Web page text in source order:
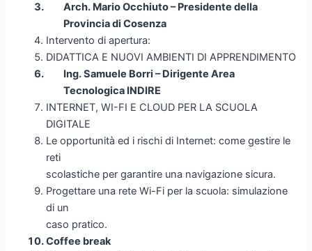
Arch. Mario Occhiuto – Presidente della
Provincia di Cosenza
Intervento di apertura:
DIDATTICA E NUOVI AMBIENTI DI APPRENDIMENTO
Ing. Samuele Borri – Dirigente Area
Tecnologica INDIRE
INTERNET, WI-FI E CLOUD PER LA SCUOLA
DIGITALE
Le opportunità ed i rischi di Internet: come gestire le
reti
scolastiche per garantire una navigazione sicura.
Progettare una rete Wi-Fi per la scuola: simulazione
di un
caso pratico.
Coffee break